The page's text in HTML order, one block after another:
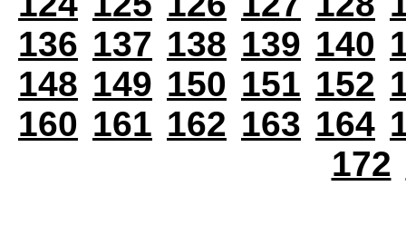
136 137 138 139 140
148 149 150 151 152
160 161 162 163 164
172